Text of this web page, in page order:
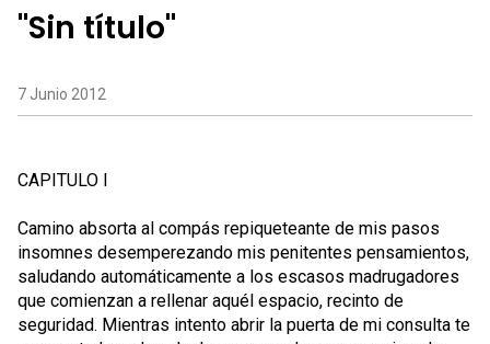
"Sin título"
7 Junio 2012
CAPITULO I
Camino absorta al compás repiqueteante de mis pasos
insomnes desemperezando mis penitentes pensamientos,
saludando automáticamente a los escasos madrugadores
que comienzan a rellenar aquél espacio, recinto de
seguridad. Mientras intento abrir la puerta de mi consulta te